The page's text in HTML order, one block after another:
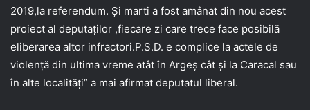
2019,la referendum. Și marti a fost amânat din nou acest
proiect al deputaților ,fiecare zi care trece face posibilă
eliberarea altor infractori.P.S.D. e complice la actele de
violență din ultima vreme atât în Argeș cât și la Caracal sau
în alte localități” a mai afirmat deputatul liberal.